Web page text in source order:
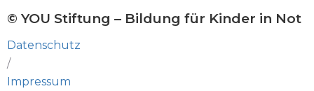
© YOU Stiftung – Bildung für Kinder in Not
Datenschutz
/
Impressum